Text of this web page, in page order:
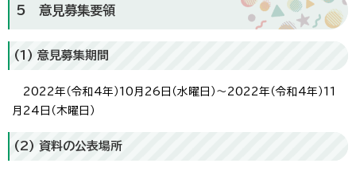
5 意見募集要領
(1) 意見募集期間
2022年（令和4年）10月26日（水曜日）～2022年（令和4年）11
月24日（木曜日）
(2) 資料の公表場所